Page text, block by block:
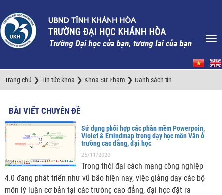
Trang chủ ❯ Tin tức khoa ❯ Khoa Sư Phạm ❯ Danh sách tin
BÀI VIẾT CHUYÊN ĐỀ
Sử dụng phối hợp các phần mềm Powerpoin,
Violet & Emindmap trong dạy học môn Văn ở
trường cao đẳng, đại học
25/11/2020
Trong thời đại cách mạng công nghiệp
4.0 đang phát triển như vũ bão hiện nay, việc giảng dạy các bộ
môn lý luận cơ bản tại các trường cao đẳng, đại học đặt ra